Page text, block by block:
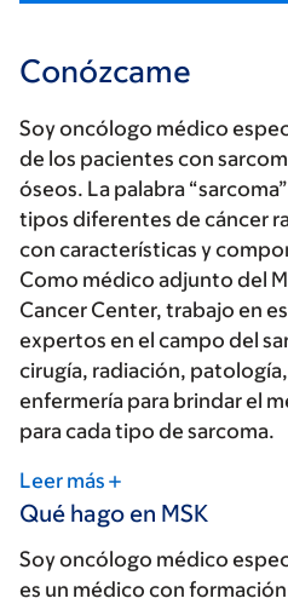
Conózcame
Soy oncólogo médico
de los pacientes con
óseos. La palabra
tipos diferentes de cáncer
con características y
Como médico adjunto del
Cancer Center, trabajo en
expertos en el campo del
cirugía, radiación,
enfermería para brindar el
para cada tipo de sarcoma.
Leer más
Qué hago en MSK
Soy oncólogo médico
es un médico con